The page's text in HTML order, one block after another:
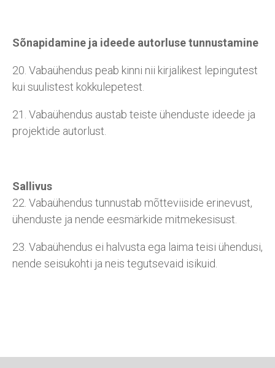
Sõnapidamine ja ideede autorluse tunnustamine
20. Vabaühendus peab kinni nii kirjalikest lepingutest
kui suulistest kokkulepetest.
21. Vabaühendus austab teiste ühenduste ideede ja
projektide autorlust.
Sallivus
22. Vabaühendus tunnustab mõtteviiside erinevust,
ühenduste ja nende eesmärkide mitmekesisust.
23. Vabaühendus ei halvusta ega laima teisi ühendusi,
nende seisukohti ja neis tegutsevaid isikuid.